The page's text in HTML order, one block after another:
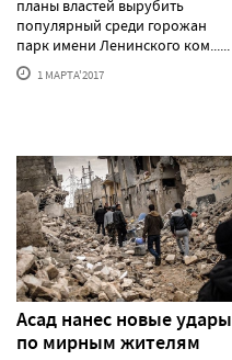
планы властей вырубить
популярный среди горожан
парк имени Ленинского ком......
1 МАРТА'2017
Асад нанес новые удары
по мирным жителям